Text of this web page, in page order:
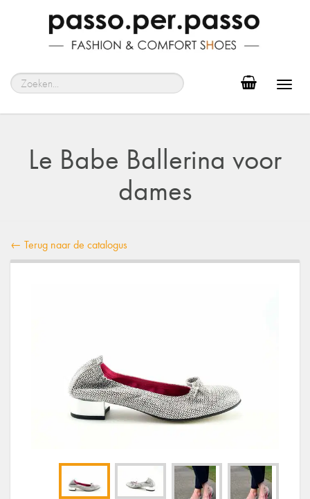
Le Babe Ballerina voor
dames
← Terug naar de catalogus